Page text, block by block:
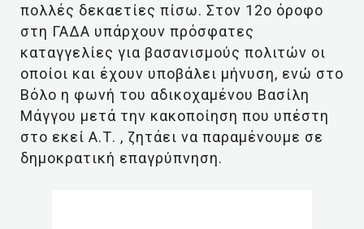
πολλές δεκαετίες πίσω. Στον 12ο όροφο
στη ΓΑΔΑ υπάρχουν πρόσφατες
καταγγελίες για βασανισμούς πολιτών οι
οποίοι και έχουν υποβάλει μήνυση, ενώ στο
Βόλο η φωνή του αδικοχαμένου Βασίλη
Μάγγου μετά την κακοποίηση που υπέστη
στο εκεί Α.Τ. , ζητάει να παραμένουμε σε
δημοκρατική επαγρύπνηση.